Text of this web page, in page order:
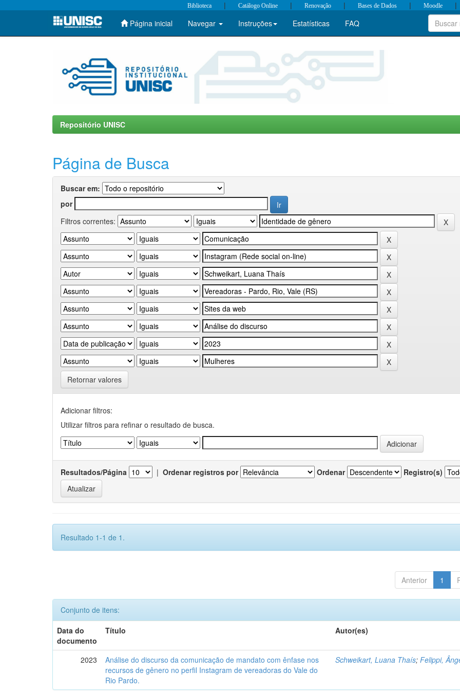
Skip
Biblioteca | Catálogo Online | Renovação | Bases de Dados | Moodle |
Página inicial Navegar Instruções Estatísticas FAQ
Repositório UNISC
Página de Busca
Buscar em:
por
Filtros correntes:
Retornar valores
Adicionar filtros:
Utilizar filtros para refinar o resultado de busca.
Resultados/Página | Ordenar registros por Ordenar Registro(s)
Resultado 1-1 de 1.
Anterior 1
Conjunto de itens:
Data do
documento
Título Autor(es)
2023
Análise do discurso da comunicação de mandato com ênfase nos
recursos de gênero no perfil Instagram de vereadoras do Vale do
Rio Pardo.
Schweikart, Luana Thaís;Felippi,